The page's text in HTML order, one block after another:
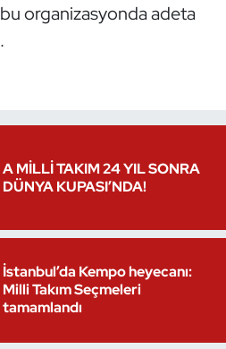
bu organizasyonda adeta
A MİLLİ TAKIM 24 YIL SONRA
DÜNYA KUPASI’NDA!
İstanbul’da Kempo heyecanı:
Milli Takım Seçmeleri
tamamlandı